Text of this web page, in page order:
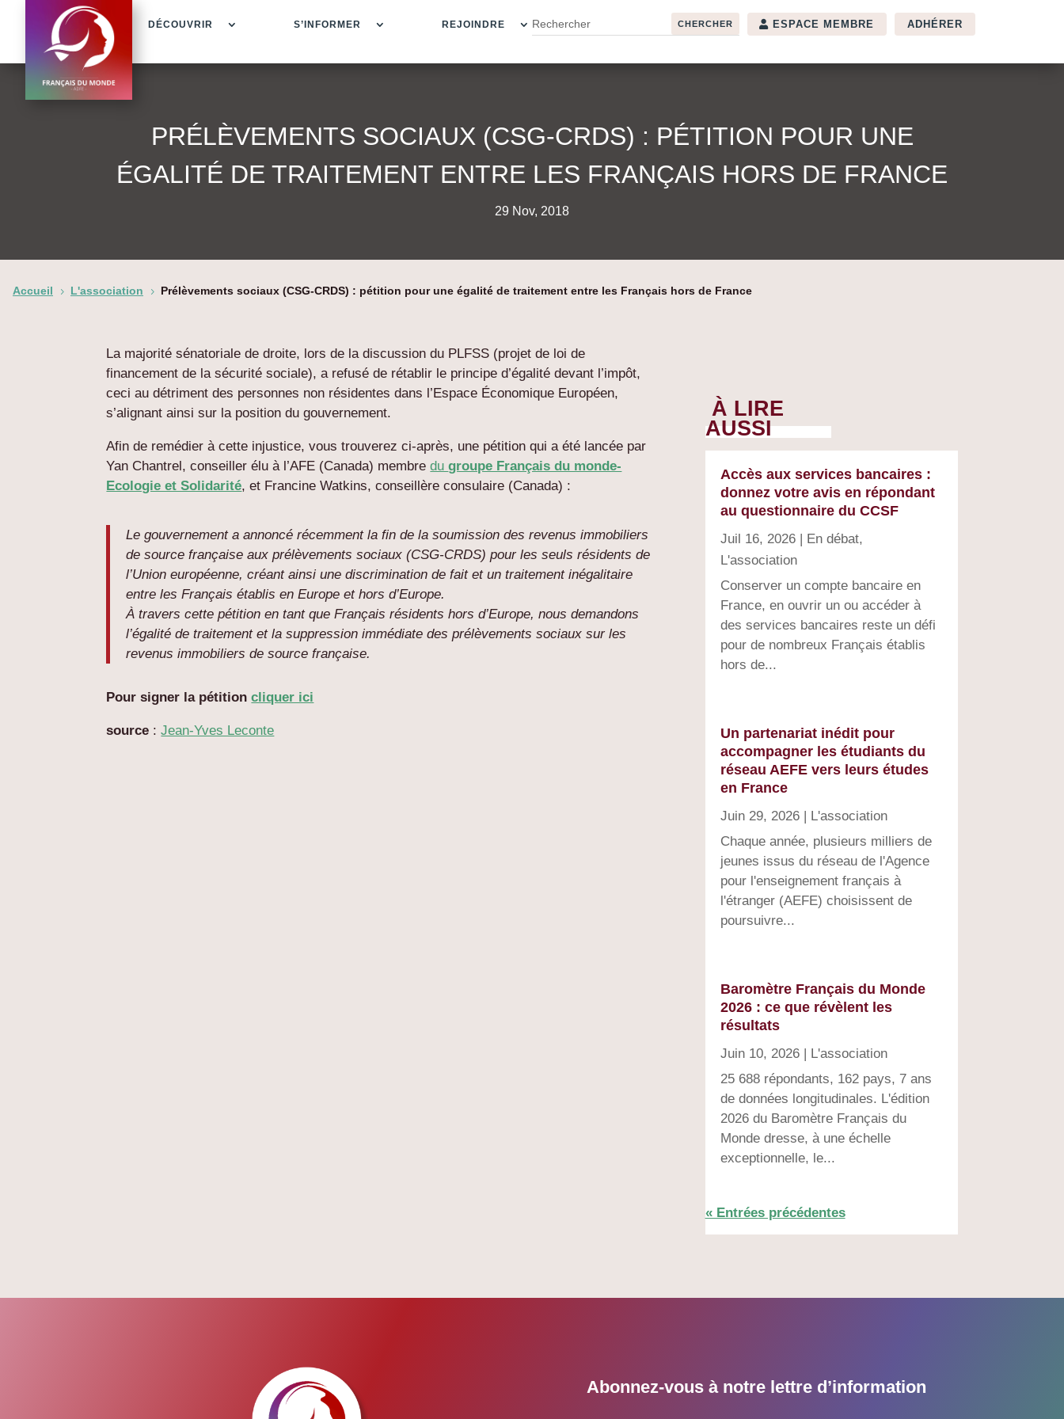
DÉCOUVRIR S’INFORMER REJOINDRE ESPACE MEMBRE ADHÉRER
PRÉLÈVEMENTS SOCIAUX (CSG-CRDS) : PÉTITION POUR UNE
ÉGALITÉ DE TRAITEMENT ENTRE LES FRANÇAIS HORS DE FRANCE
29 Nov, 2018
Accueil 5 L'association 5 Prélèvements sociaux (CSG-CRDS) : pétition pour une égalité de traitement entre les Français hors de France
La majorité sénatoriale de droite, lors de la discussion du PLFSS (projet de loi de
financement de la sécurité sociale), a refusé de rétablir le principe d’égalité devant l’impôt,
ceci au détriment des personnes non résidentes dans l’Espace Économique Européen,
s’alignant ainsi sur la position du gouvernement.
Afin de remédier à cette injustice, vous trouverez ci-après, une pétition qui a été lancée par
Yan Chantrel, conseiller élu à l’AFE (Canada) membredugroupe Français du monde-
Ecologie et Solidarité, et Francine Watkins, conseillère consulaire (Canada) :
Le gouvernement a annoncé récemment la fin de la soumission des revenus immobiliers
de source française aux prélèvements sociaux (CSG-CRDS) pour les seuls résidents de
l’Union européenne, créant ainsi une discrimination de fait et un traitement inégalitaire
entre les Français établis en Europe et hors d’Europe.
À travers cette pétition en tant que Français résidents hors d’Europe, nous demandons
l’égalité de traitement et la suppression immédiate des prélèvements sociaux sur les
revenus immobiliers de source française.
Pour signer la pétitioncliquer ici
source :Jean-Yves Leconte
À LIRE
AUSSI
Accès aux services bancaires :
donnez votre avis en répondant
au questionnaire du CCSF
Juil 16, 2026| En débat,
L'association
Conserver un compte bancaire en
France, en ouvrir un ou accéder à
des services bancaires reste un défi
pour de nombreux Français établis
hors de...
Un partenariat inédit pour
accompagner les étudiants du
réseau AEFE vers leurs études
en France
Juin 29, 2026| L'association
Chaque année, plusieurs milliers de
jeunes issus du réseau de l'Agence
pour l'enseignement français à
l'étranger (AEFE) choisissent de
poursuivre...
Baromètre Français du Monde
2026 : ce que révèlent les
résultats
Juin 10, 2026| L'association
25 688 répondants, 162 pays, 7 ans
de données longitudinales. L'édition
2026 du Baromètre Français du
Monde dresse, à une échelle
exceptionnelle, le...
« Entrées précédentes
Abonnez-vous à notre lettre d’information